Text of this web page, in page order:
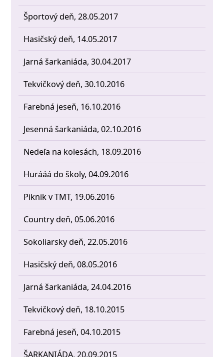
Športový deň, 28.05.2017
Hasičský deň, 14.05.2017
Jarná šarkaniáda, 30.04.2017
Tekvičkový deň, 30.10.2016
Farebná jeseň, 16.10.2016
Jesenná šarkaniáda, 02.10.2016
Nedeľa na kolesách, 18.09.2016
Hurááá do školy, 04.09.2016
Piknik v TMT, 19.06.2016
Country deň, 05.06.2016
Sokoliarsky deň, 22.05.2016
Hasičský deň, 08.05.2016
Jarná šarkaniáda, 24.04.2016
Tekvičkový deň, 18.10.2015
Farebná jeseň, 04.10.2015
ŠARKANIÁDA, 20.09.2015